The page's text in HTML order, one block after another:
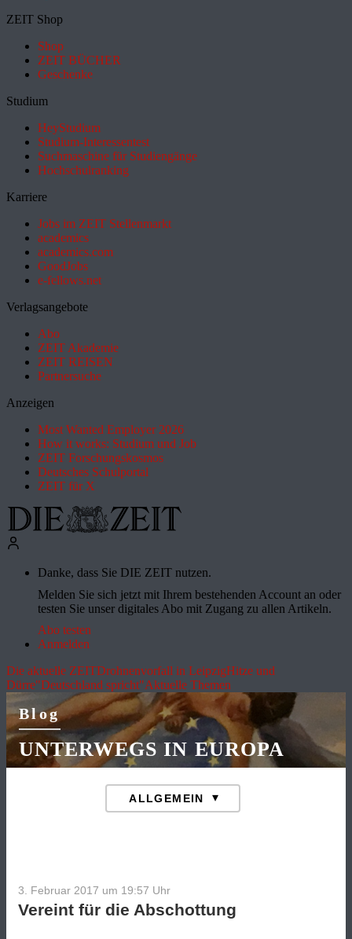
ZEIT Shop
Shop
ZEIT BÜCHER
Geschenke
Studium
HeyStudium
Studium-Interessentest
Suchmaschine für Studiengänge
Hochschulranking
Karriere
Jobs im ZEIT Stellenmarkt
academics
academics.com
GoodJobs
e-fellows.net
Verlagsangebote
Abo
ZEIT Akademie
ZEIT REISEN
Partnersuche
Anzeigen
Most Wanted Employer 2026
How it works: Studium und Job
ZEIT Forschungskosmos
Deutsches Schulportal
ZEIT für X
Danke, dass Sie DIE ZEIT nutzen.
Melden Sie sich jetzt mit Ihrem bestehenden Account an oder
testen Sie unser digitales Abo mit Zugang zu allen Artikeln.
Abo testen
Anmelden
Die aktuelle ZEITDrohnenvorfall in LeipzigHitze und
Dürre"Deutschland spricht"Aktuelle Themen
Blog
UNTERWEGS IN EUROPA
3. Februar 2017 um 19:57 Uhr
Vereint für die Abschottung